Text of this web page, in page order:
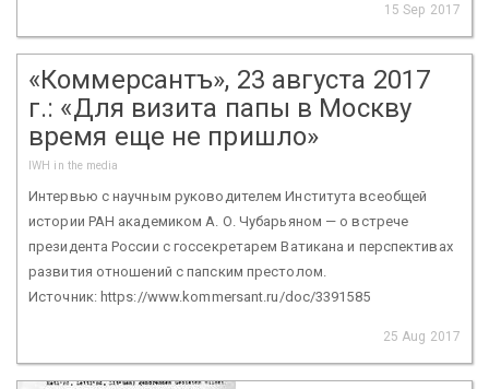
15 Sep 2017
«Коммерсантъ», 23 августа 2017
г.: «Для визита папы в Москву
время еще не пришло»
IWH in the media
Интервью с научным руководителем Института всеобщей
истории РАН академиком А. О. Чубарьяном — о встрече
президента России с госсекретарем Ватикана и перспективах
развития отношений с папским престолом.
Источник: https://www.kommersant.ru/doc/3391585
25 Aug 2017